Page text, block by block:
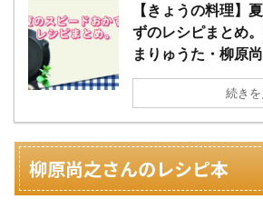
【きょうの料理】
ずのレシピまとめ
まりゅうた・柳原
続き
柳原尚之さんのレシピ本